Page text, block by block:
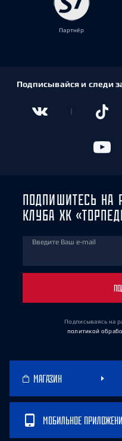
Партнёр
Подписывайся и следи
ПОДПИШИТЕСЬ НА
КЛУБА ХК
Введите Ваш e-mail
Подписываясь на
политикой
МАГАЗИН
МОБИЛЬНОЕ